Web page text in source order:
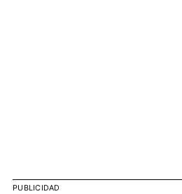
PUBLICIDAD